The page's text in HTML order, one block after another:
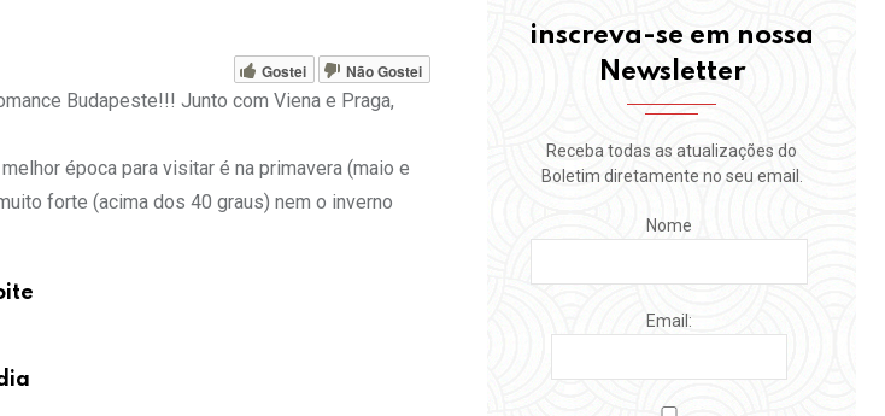
Email
Gostei Não Gostei
Budapeste!!! Junto com Viena e Praga,
época para visitar é na primavera (maio e
forte (acima dos 40 graus) nem o inverno
inscreva-se em nossa
Newsletter
Receba todas as atualizações do
Boletim diretamente no seu email.
Nome
Email: